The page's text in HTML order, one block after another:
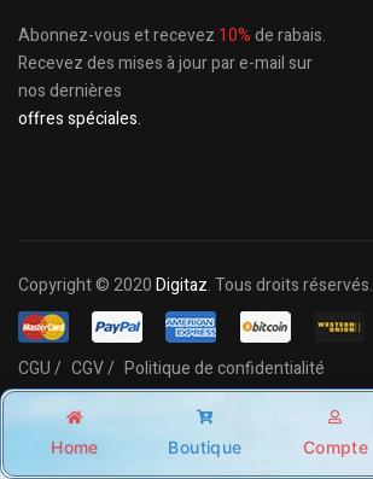
Shop Account Search
Abonnez-vous et recevez 10%de rabais.
Recevez des mises à jour par e-mail sur
nos dernières
offres spéciales.
Copyright © 2020Digitaz. Tous droits réservés.
CGU / CGV / Politique de confidentialité
Home Boutique Compte